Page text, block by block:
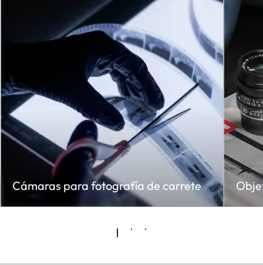
Cámaras para fotografía de carrete